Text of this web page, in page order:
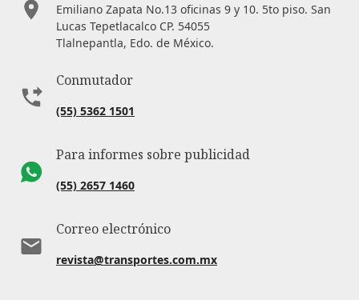
Emiliano Zapata No.13 oficinas 9 y 10. 5to piso. San
Lucas Tepetlacalco CP. 54055
Tlalnepantla, Edo. de México.
Conmutador
(55) 5362 1501
Para informes sobre publicidad
(55) 2657 1460
Correo electrónico
revista@transportes.com.mx